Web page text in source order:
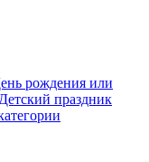
рождения или
Детский праздник